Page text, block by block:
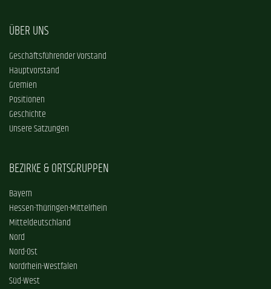
ÜBER UNS
Geschäftsführender Vorstand
Hauptvorstand
Gremien
Positionen
Geschichte
Unsere Satzungen
BEZIRKE & ORTSGRUPPEN
Bayern
Hessen-Thüringen-Mittelrhein
Mitteldeutschland
Nord
Nord-Ost
Nordrhein-Westfalen
Süd-West